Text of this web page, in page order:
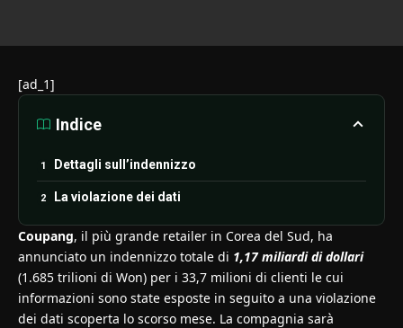
[ad_1]
Indice
Dettagli sull’indennizzo
La violazione dei dati
Coupang, il più grande retailer in Corea del Sud, ha
annunciato un indennizzo totale di 1,17 miliardi di dollari
(1.685 trilioni di Won) per i 33,7 milioni di clienti le cui
informazioni sono state esposte in seguito a una violazione
dei dati scoperta lo scorso mese. La compagnia sarà